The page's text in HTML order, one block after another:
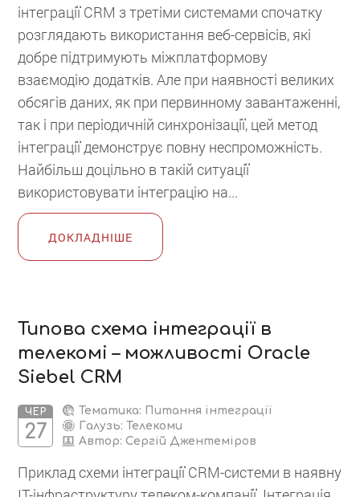
інтеграції CRM з третіми системами спочатку
розглядають використання веб-сервісів, які
добре підтримують міжплатформову
взаємодію додатків. Але при наявності великих
обсягів даних, як при первинному завантаженні,
так і при періодичній синхронізації, цей метод
інтеграції демонструє повну неспроможність.
Найбільш доцільно в такій ситуації
використовувати інтеграцію на...
ДОКЛАДНІШЕ
Типова схема інтеграції в
телекомі – можливості Oracle
Siebel CRM
ЧЕР
27
Тематика: Питання інтеграції
Галузь: Телекоми
Автор:Сергій Джентеміров
Приклад схеми інтеграції CRM-системи в наявну